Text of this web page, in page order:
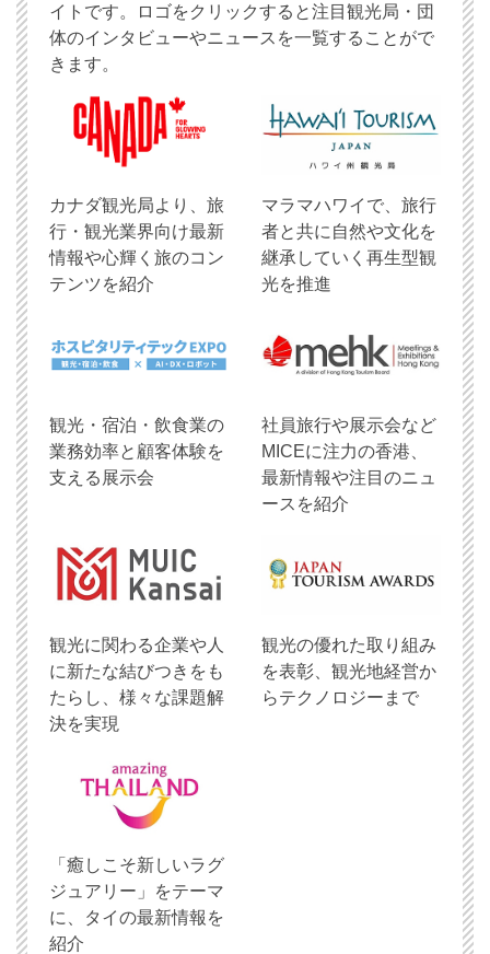
イトです。ロゴをクリックすると注目観光局・団
体のインタビューやニュースを一覧することがで
きます。
​カナダ観光局より、旅
行・観光業界向け最新
情報や心輝く旅のコン
テンツを紹介
マラマハワイで、旅行
者と共に自然や文化を
継承していく再生型観
光を推進
観光・宿泊・飲食業の
業務効率と顧客体験を
支える展示会
社員旅行や展示会など
MICEに注力の香港、
最新情報や注目のニュ
ースを紹介
観光に関わる企業や人
に新たな結びつきをも
たらし、様々な課題解
決を実現
観光の優れた取り組み
を表彰、観光地経営か
らテクノロジーまで
「癒しこそ新しいラグ
ジュアリー」をテーマ
に、タイの最新情報を
紹介